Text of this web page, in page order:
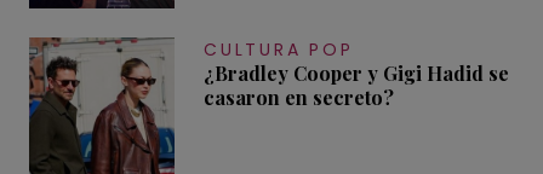
CULTURA POP
¿Bradley Cooper y Gigi Hadid se
casaron en secreto?